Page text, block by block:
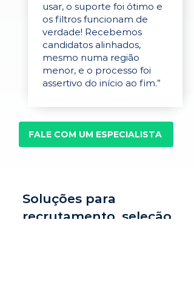
usar, o suporte foi ótimo e
os filtros funcionam de
verdade! Recebemos
candidatos alinhados,
mesmo numa região
menor, e o processo foi
assertivo do início ao fim.”
FALE COM UM ESPECIALISTA
Soluções para
recrutamento, seleção